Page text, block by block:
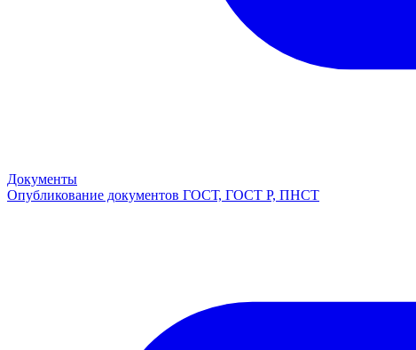
Документы
Опубликование документов ГОСТ, ГОСТ Р, ПНСТ